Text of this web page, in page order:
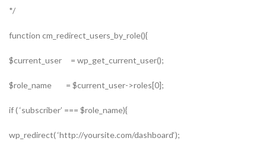
/*
}()function cm_redirect_users_by_role
;()current_user = wp_get_current_user$
;[0]role_name = $current_user->roles$
}(if ( ‘subscriber’ === $role_name
;(‘wp_redirect( ‘http://yoursite.com/dashboard